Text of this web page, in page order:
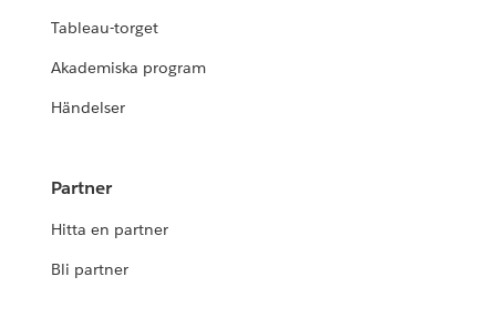
Tableau-torget
Akademiska program
Händelser
Partner
Hitta en partner
Bli partner